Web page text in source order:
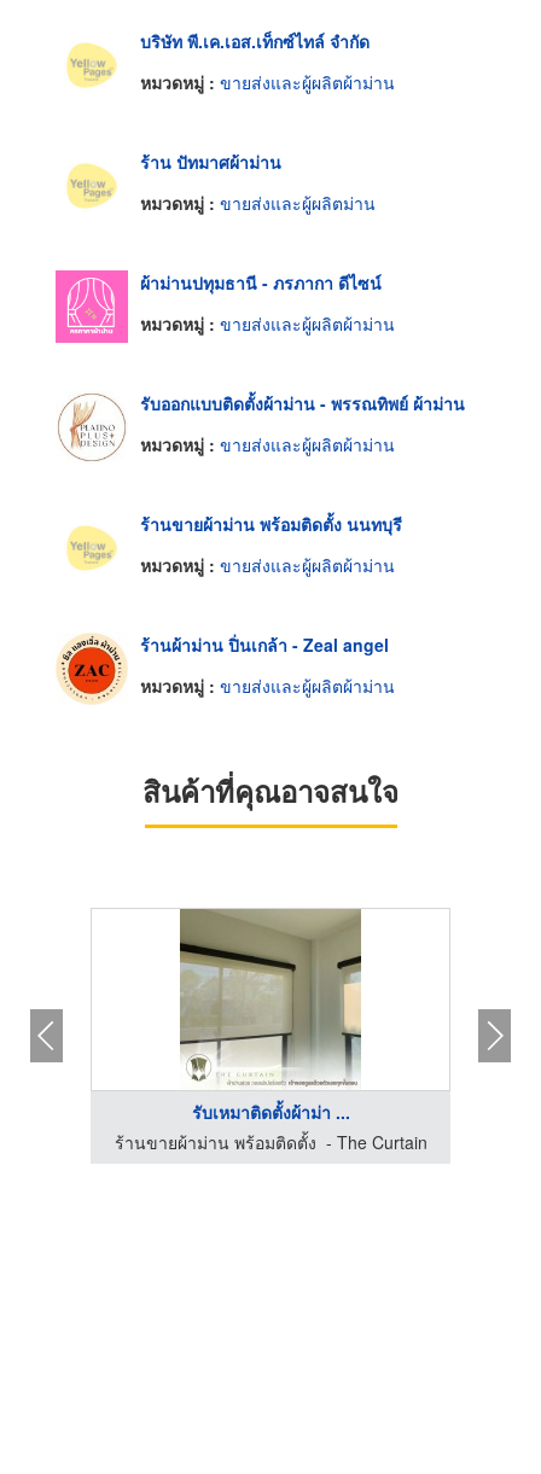
บริษัท พี.เค.เอส.เท็กซ์ไทล์ จำกัด
หมวดหมู่ : ขายส่งและผู้ผลิตผ้าม่าน
ร้าน ปัทมาศผ้าม่าน
หมวดหมู่ : ขายส่งและผู้ผลิตม่าน
ผ้าม่านปทุมธานี - ภรภากา ดีไซน์
หมวดหมู่ : ขายส่งและผู้ผลิตผ้าม่าน
รับออกแบบติดตั้งผ้าม่าน - พรรณทิพย์ ผ้าม่าน
หมวดหมู่ : ขายส่งและผู้ผลิตผ้าม่าน
ร้านขายผ้าม่าน พร้อมติดตั้ง นนทบุรี
หมวดหมู่ : ขายส่งและผู้ผลิตผ้าม่าน
ร้านผ้าม่าน ปิ่นเกล้า - Zeal angel
หมวดหมู่ : ขายส่งและผู้ผลิตผ้าม่าน
สินค้าที่คุณอาจสนใจ
รับเหมาติดตั้งผ้าม่า ...
ร้านขายผ้าม่าน พร้อมติดตั้ง - The Curtain